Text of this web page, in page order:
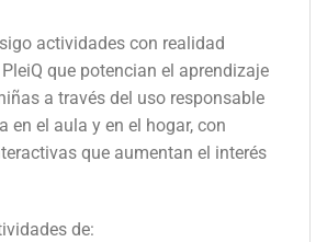
actividades con realidad
que potencian el aprendizaje
a través del uso responsable
en el aula y en el hogar, con
que aumentan el interés
de: